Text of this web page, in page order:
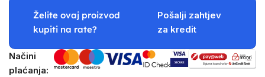
Želite ovaj proizvod
kupiti na rate?
Pošalji zahtjev
za kredit
Načini
plaćanja: